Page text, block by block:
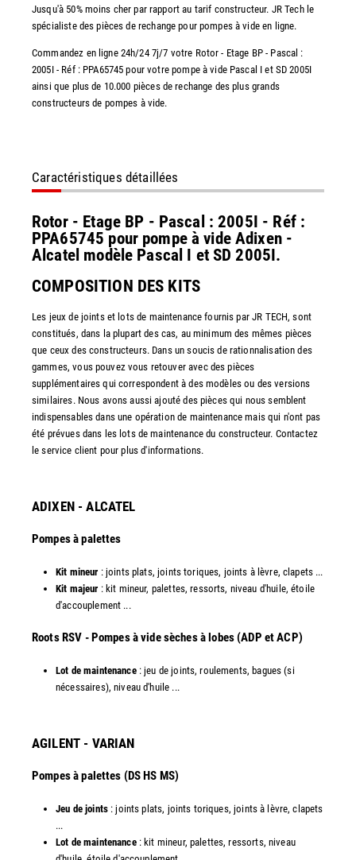
Jusqu'à 50% moins cher par rapport au tarif constructeur. JR Tech le
spécialiste des pièces de rechange pour pompes à vide en ligne.
Commandez en ligne 24h/24 7j/7 votre Rotor - Etage BP - Pascal :
2005I - Réf : PPA65745 pour votre pompe à vide Pascal I et SD 2005I
ainsi que plus de 10.000 pièces de rechange des plus grands
constructeurs de pompes à vide.
Caractéristiques détaillées
Rotor - Etage BP - Pascal : 2005I - Réf :
PPA65745 pour pompe à vide Adixen -
Alcatel modèle Pascal I et SD 2005I.
COMPOSITION DES KITS
Les jeux de joints et lots de maintenance fournis par JR TECH, sont
constitués, dans la plupart des cas, au minimum des mêmes pièces
que ceux des constructeurs. Dans un soucis de rationnalisation des
gammes, vous pouvez vous retouver avec des pièces
supplémentaires qui correspondent à des modèles ou des versions
similaires. Nous avons aussi ajouté des pièces qui nous semblent
indispensables dans une opération de maintenance mais qui n'ont pas
été prévues dans les lots de maintenance du constructeur. Contactez
le service client pour plus d'informations.
ADIXEN - ALCATEL
Pompes à palettes
Kit mineur : joints plats, joints toriques, joints à lèvre, clapets ...
Kit majeur : kit mineur, palettes, ressorts, niveau d'huile, étoile
d'accouplement ...​
​Roots RSV - Pompes à vide sèches à lobes (ADP et ACP)
Lot de maintenance: jeu de joints, roulements, bagues (si
nécessaires), niveau d'huile ...​
AGILENT - VARIAN
Pompes à palettes (DS HS MS)
Jeu de joints : joints plats, joints toriques, joints à lèvre, clapets
...
Lot de maintenance: kit mineur, palettes, ressorts, niveau